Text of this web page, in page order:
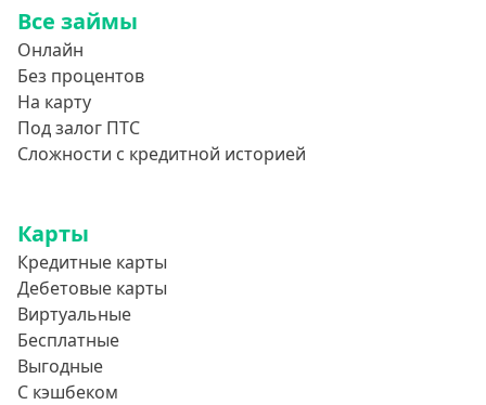
Все займы
Онлайн
Без процентов
На карту
Под залог ПТС
Сложности с кредитной историей
Карты
Кредитные карты
Дебетовые карты
Виртуальные
Бесплатные
Выгодные
С кэшбеком